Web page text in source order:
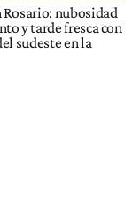
Rosario: nubosidad
y tarde fresca con
sudeste en la